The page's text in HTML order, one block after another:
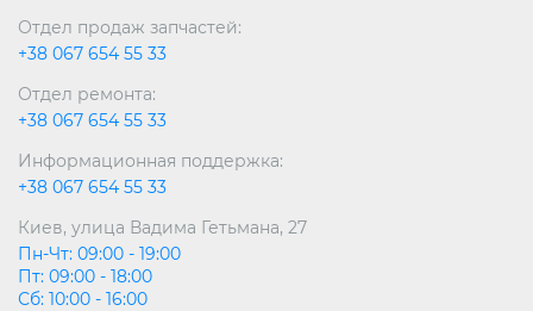
Отдел продаж запчастей:
+38 067 654 55 33
Отдел ремонта:
+38 067 654 55 33
Информационная поддержка:
+38 067 654 55 33
Киев, улица Вадима Гетьмана, 27
Пн-Чт: 09:00 - 19:00
Пт: 09:00 - 18:00
Сб: 10:00 - 16:00